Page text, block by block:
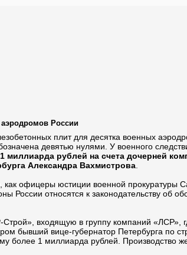
России
плит для десятка военных
девятью нулями. У военного
миллиарда рублей на счета дочерней
Александра Вахмистрова
офицеры юстиции военной прокуратуры
России относятся к законодательству об
входящую в группу компаний «ЛСР»,
бывший вице-губернатор Петербурга по
1 миллиарда рублей. Производство